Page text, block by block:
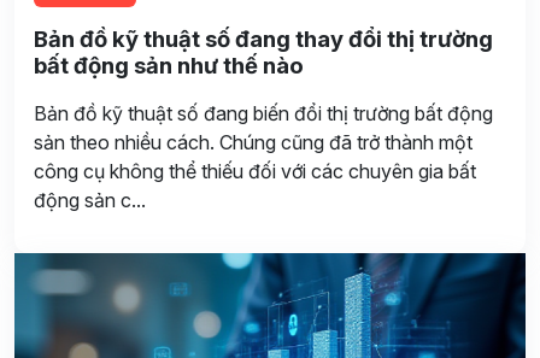
Bản đồ kỹ thuật số đang thay đổi thị trường
bất động sản như thế nào
Bản đồ kỹ thuật số đang biến đổi thị trường bất động
sản theo nhiều cách. Chúng cũng đã trở thành một
công cụ không thể thiếu đối với các chuyên gia bất
động sản c...